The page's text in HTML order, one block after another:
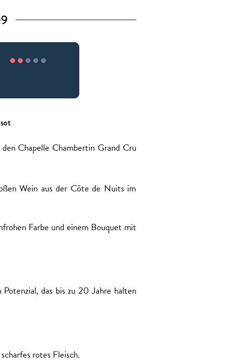
Chapelle Chambertin Grand Cru
Wein aus der Côte de Nuits im
Farbe und einem Bouquet mit
das bis zu 20 Jahre halten
rotes Fleisch.